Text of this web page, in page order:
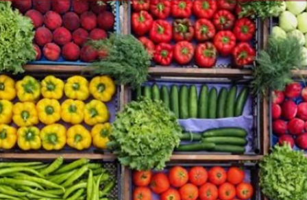
إلهام شرشر تكتب: «صلاح» ملك
المحبة.. رسول السلام والإنسانية
إلهام شرشر تكتب: دي مبقتش كورة..
دي سياسة